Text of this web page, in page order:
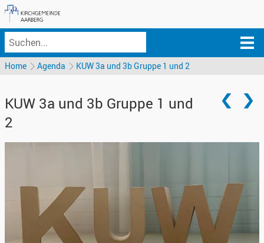
Home Agenda KUW 3a und 3b Gruppe 1 und 2
KUW 3a und 3b Gruppe 1 und
2